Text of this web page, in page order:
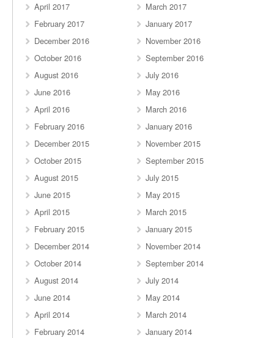
April 2017
March 2017
February 2017
January 2017
December 2016
November 2016
October 2016
September 2016
August 2016
July 2016
June 2016
May 2016
April 2016
March 2016
February 2016
January 2016
December 2015
November 2015
October 2015
September 2015
August 2015
July 2015
June 2015
May 2015
April 2015
March 2015
February 2015
January 2015
December 2014
November 2014
October 2014
September 2014
August 2014
July 2014
June 2014
May 2014
April 2014
March 2014
February 2014
January 2014